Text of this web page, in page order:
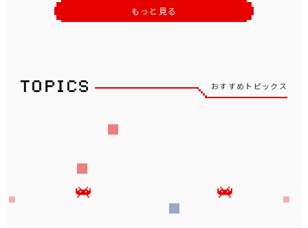
もっと見る
おすすめトピックス